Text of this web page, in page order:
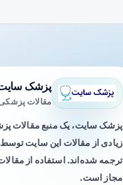
پزشک
مقالات
پزشک سایت، یک منبع مقالات
زیادی از مقالات این سایت
ترجمه شده‌اند. استفاده از
مجاز است.